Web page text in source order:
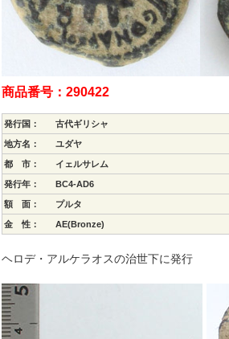
商品番号：290422
発行国： 古代ギリシャ
地方名： ユダヤ
都 市： イェルサレム
発行年： BC4-AD6
額 面： プルタ
金 性： AE(Bronze)
ヘロデ・アルケラオスの治世下に発行